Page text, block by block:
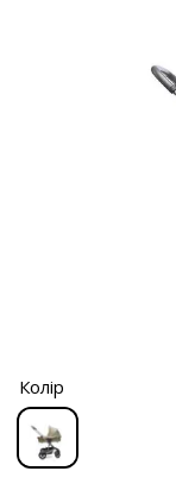
Колір